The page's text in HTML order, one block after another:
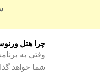
چرا هتل
وقتی به
شما خواهد